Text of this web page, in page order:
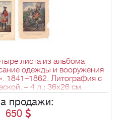
листа из альбома
одежды и вооружения
1841–1862. Литография с
– 4 л.; 36х26 см.
продажи:
650